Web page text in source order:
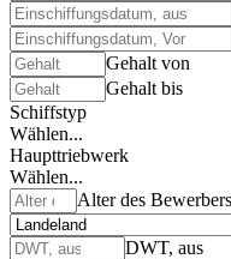
Gehalt von
Gehalt bis
Schiffstyp
Wählen...
Haupttriebwerk
Wählen...
Alter des Bewerbers
DWT, aus